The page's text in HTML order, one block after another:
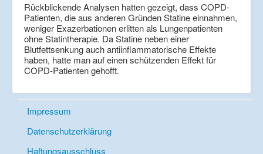
Rückblickende Analysen hatten gezeigt, dass COPD-
Patienten, die aus anderen Gründen Statine einnahmen,
weniger Exazerbationen erlitten als Lungenpatienten
ohne Statintherapie. Da Statine neben einer
Blutfettsenkung auch antiinflammatorische Effekte
haben, hatte man auf einen schützenden Effekt für
COPD-Patienten gehofft.
Impressum
Datenschutzerklärung
Haftungsausschluss